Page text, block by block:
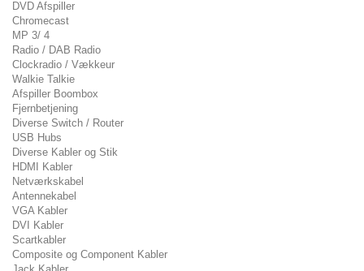
DVD Afspiller
Chromecast
MP 3/ 4
Radio / DAB Radio
Clockradio / Vækkeur
Walkie Talkie
Afspiller Boombox
Fjernbetjening
Diverse Switch / Router
USB Hubs
Diverse Kabler og Stik
HDMI Kabler
Netværkskabel
Antennekabel
VGA Kabler
DVI Kabler
Scartkabler
Composite og Component Kabler